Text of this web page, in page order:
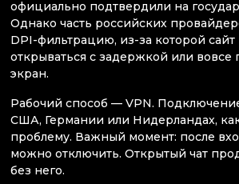
официально подтвердили на
Однако часть российских
DPI-фильтрацию, из-за которой
открываться с задержкой или вовсе
экран.
Рабочий способ — VPN.
США, Германии или Нидерландах,
проблему. Важный момент: после
можно отключить. Открытый чат
без него.